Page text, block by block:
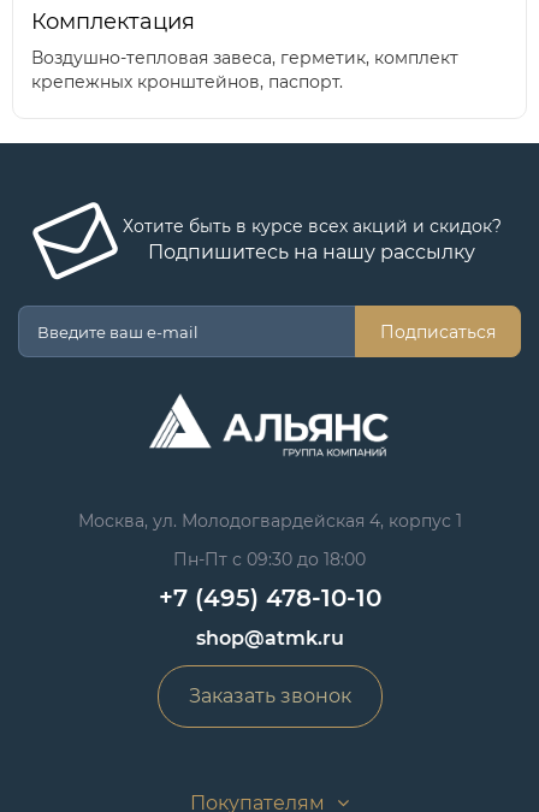
Комплектация
Воздушно-тепловая завеса, герметик, комплект
крепежных кронштейнов, паспорт.
Хотите быть в курсе всех акций и скидок?
Подпишитесь на нашу рассылку
Подписаться
Москва, ул. Молодогвардейская 4, корпус 1
Пн-Пт с 09:30 до 18:00
+7 (495) 478-10-10
shop@atmk.ru
Заказать звонок
Покупателям